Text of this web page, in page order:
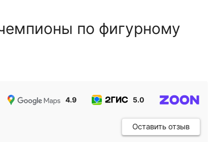
по фигурному
4.9 5.0
Оставить отзыв